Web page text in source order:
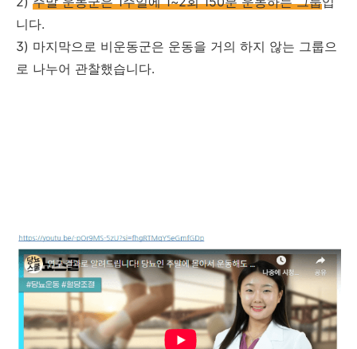
니다.
3) 마지막으로 비운동군은 운동을 거의 하지 않는 그룹으
로 나누어 관찰했습니다.